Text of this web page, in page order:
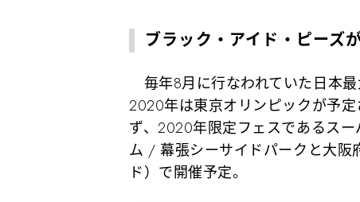
ブラック・アイド・ピーズ
毎年8月に行なわれていた日本最
2020年は東京オリンピックが予
ず、2020年限定フェスであるス
ム / 幕張シーサイドパークと大阪
ド）で開催予定。